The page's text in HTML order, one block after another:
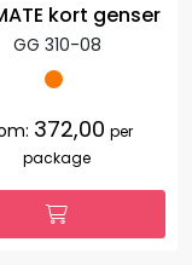
kort genser
GG 310-08
372,00 per
package